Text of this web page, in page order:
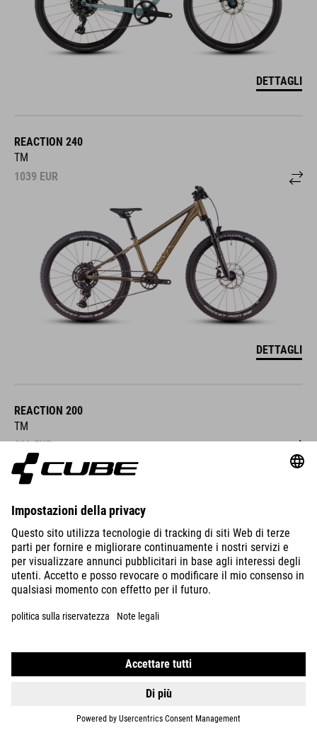
DETTAGLI
REACTION 240
TM
1039 EUR
DETTAGLI
REACTION 200
TM
899EUR
REACTION 240